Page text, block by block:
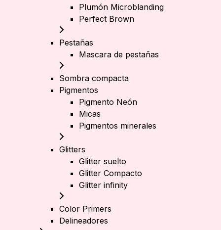
Plumón Microblanding
Perfect Brown
Pestañas
Mascara de pestañas
Sombra compacta
Pigmentos
Pigmento Neón
Micas
Pigmentos minerales
Glitters
Glitter suelto
Glitter Compacto
Glitter infinity
Color Primers
Delineadores